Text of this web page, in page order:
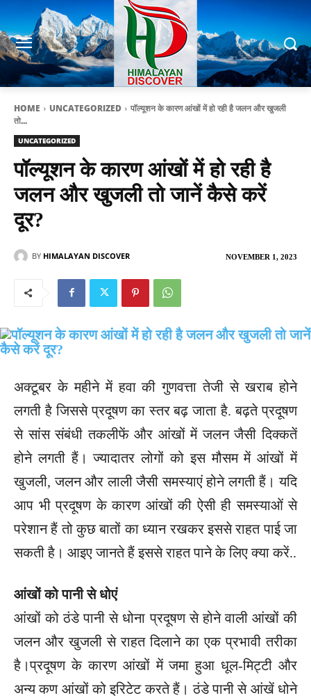
HOME UNCATEGORIZED
पॉल्यूशन के कारण आंखों में हो रही है जलन और खुजली
तो...
UNCATEGORIZED
पॉल्यूशन के कारण आंखों में हो रही है
जलन और खुजली तो जानें कैसे करें
दूर?
NOVEMBER 1, 2023
BY HIMALAYAN DISCOVER
अक्टूबर के महीने में हवा की गुणवत्ता तेजी से खराब होने
लगती है जिससे प्रदूषण का स्तर बढ़ जाता है. बढ़ते प्रदूषण
से सांस संबंधी तकलीफें और आंखों में जलन जैसी दिक्कतें
होने लगती हैं। ज्यादातर लोगों को इस मौसम में आंखों में
खुजली, जलन और लाली जैसी समस्याएं होने लगती हैं। यदि
आप भी प्रदूषण के कारण आंखों की ऐसी ही समस्याओं से
परेशान हैं तो कुछ बातों का ध्यान रखकर इससे राहत पाई जा
सकती है। आइए जानते हैं इससे राहत पाने के लिए क्या करें..
आंखों को पानी से धोएं
आंखों को ठंडे पानी से धोना प्रदूषण से होने वाली आंखों की
जलन और खुजली से राहत दिलाने का एक प्रभावी तरीका
है।प्रदूषण के कारण आंखों में जमा हुआ धूल-मिट्टी और
अन्य कण आंखों को इरिटेट करते हैं। ठंडे पानी से आंखें धोने